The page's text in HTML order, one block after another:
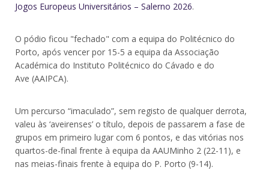
Jogos Europeus Universitários – Salerno 2026.
O pódio ficou "fechado" com a equipa do Politécnico do
Porto, após vencer por 15-5 a equipa da Associação
Académica do Instituto Politécnico do Cávado e do
Ave (AAIPCA).
Um percurso “imaculado”, sem registo de qualquer derrota,
valeu às ‘aveirenses’ o título, depois de passarem a fase de
grupos em primeiro lugar com 6 pontos, e das vitórias nos
quartos-de-final frente à equipa da AAUMinho 2 (22-11), e
nas meias-finais frente à equipa do P. Porto (9-14).